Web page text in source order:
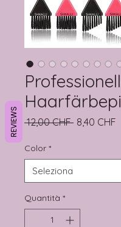
12,00 CHF Prezzo
8,40 CHF
Color *
Quantità *
REVIEWS